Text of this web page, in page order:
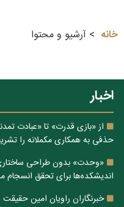
خانه
آرشیو و محتوا
اخبار
از «بازی قدرت» تا «عبادت
حذفی به همکاری مکملانه را
«وحدت» بدون طراحی
اندیشکده‌ها برای تحقق انسجام
خبرنگاران راویان امین حقیقت